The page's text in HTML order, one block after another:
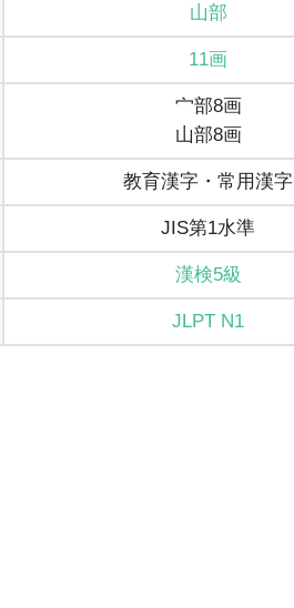
山部
11画
宀部8画
山部8画
教育漢字・常用漢字
JIS第1水準
漢検5級
JLPT N1